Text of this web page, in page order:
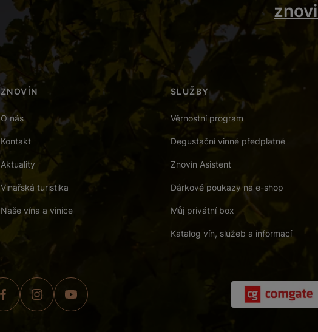
ZNOVÍN
O nás
Kontakt
Aktuality
Vinařská turistika
Naše vína a vinice
SLUŽBY
Věrnostní program
Degustační vinné předplatné
Znovín Asistent
Dárkové poukazy na e-shop
Můj privátní box
Katalog vín, služeb a informací